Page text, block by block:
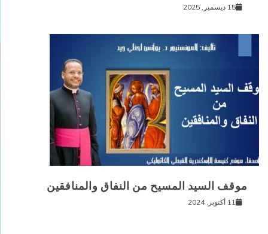
15 ديسمبر, 2025
موقف السيد المسيح من النفاق والمنافقين
11 أكتوبر, 2024